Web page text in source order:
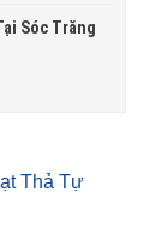
Sóc Trăng
Thả Tự